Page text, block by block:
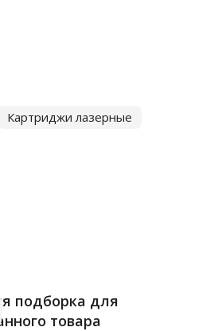
Картриджи лазерные
подборка для
товара